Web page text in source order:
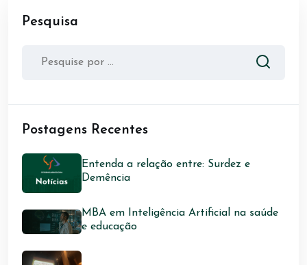
Pesquisa
Postagens Recentes
Entenda a relação entre: Surdez e
Demência
MBA em Inteligência Artificial na saúde
e educação